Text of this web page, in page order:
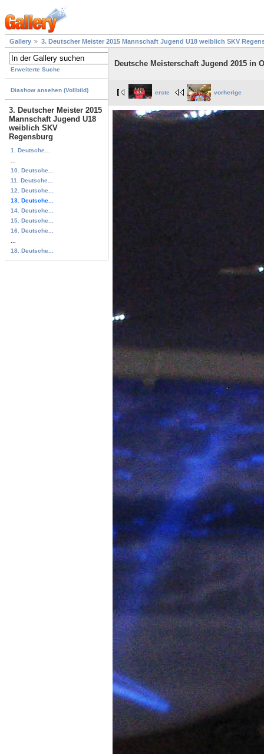
Gallery 3. Deutscher Meister 2015 Mannschaft Jugend U18 weiblich SKV
Erweiterte Suche
Diashow ansehen (Vollbild)
3. Deutscher Meister 2015
Mannschaft Jugend U18
weiblich SKV
Regensburg
1. Deutsche...
10. Deutsche...
11. Deutsche...
12. Deutsche...
13. Deutsche...
14. Deutsche...
15. Deutsche...
16. Deutsche...
18. Deutsche...
Deutsche Meisterschaft Jugend 2015 in
erste vorherige